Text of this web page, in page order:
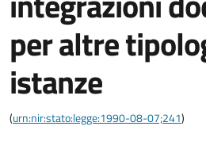
per altre
istanze
(urn:nir:stato:legge:1990-08-07;241)